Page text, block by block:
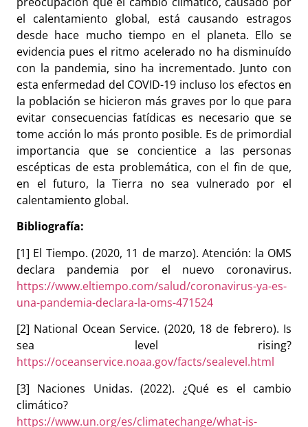
el calentamiento global, está causando estragos
desde hace mucho tiempo en el planeta. Ello se
evidencia pues el ritmo acelerado no ha disminuído
con la pandemia, sino ha incrementado. Junto con
esta enfermedad del COVID-19 incluso los efectos en
la población se hicieron más graves por lo que para
evitar consecuencias fatídicas es necesario que se
tome acción lo más pronto posible. Es de primordial
importancia que se concientice a las personas
escépticas de esta problemática, con el fin de que,
en el futuro, la Tierra no sea vulnerado por el
calentamiento global.
Bibliografía:
[1] El Tiempo. (2020, 11 de marzo). Atención: la OMS
declara pandemia por el nuevo coronavirus.
https://www.eltiempo.com/salud/coronavirus-ya-es-
una-pandemia-declara-la-oms-471524
[2] National Ocean Service. (2020, 18 de febrero). Is
sea level rising?
https://oceanservice.noaa.gov/facts/sealevel.html
[3] Naciones Unidas. (2022). ¿Qué es el cambio
climático?
https://www.un.org/es/climatechange/what-is-